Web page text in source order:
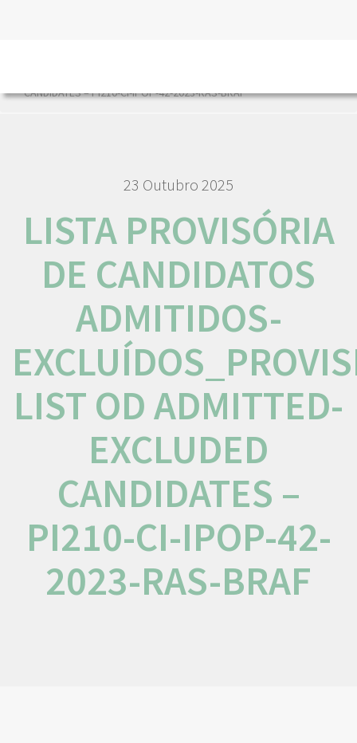
CANDIDATES – PI210-CI-IPOP-42-2023-RAS-BRAF
23 Outubro 2025
LISTA PROVISÓRIA
DE CANDIDATOS
ADMITIDOS-
LIST OD ADMITTED-
EXCLUDED
CANDIDATES –
PI210-CI-IPOP-42-
2023-RAS-BRAF